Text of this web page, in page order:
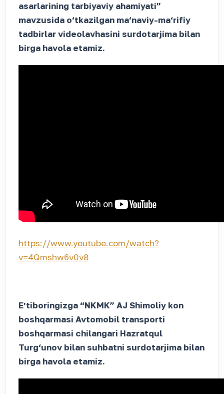
asarlarining tarbiyaviy ahamiyati”
mavzusida o‘tkazilgan ma‘naviy-ma‘rifiy
tadbirlar videolavhasini surdotarjima bilan
birga havola etamiz.
https://www.youtube.com/watch?
v=4Qmshw6v0v8
Eʼtiboringizga “NKMK” AJ Shimoliy kon
boshqarmasi Avtomobil transporti
boshqarmasi chilangari Hazratqul
Turg‘unov bilan suhbatni surdotarjima bilan
birga havola etamiz.